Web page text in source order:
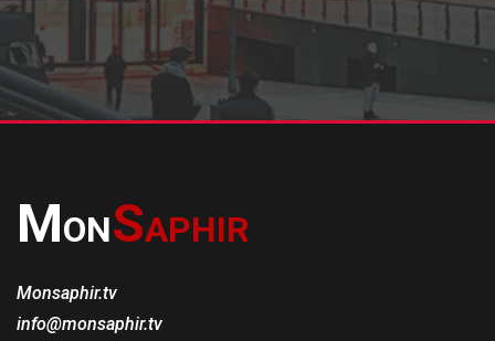
MONSAPHIR
Monsaphir.tv
info@monsaphir.tv